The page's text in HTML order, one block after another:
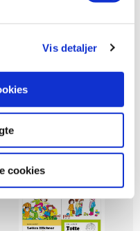
Vis detaljer
cookies
Klammehæftet
Pixi®-serie 110: Peter
Rey og H.A. Rey
621,60 KR.